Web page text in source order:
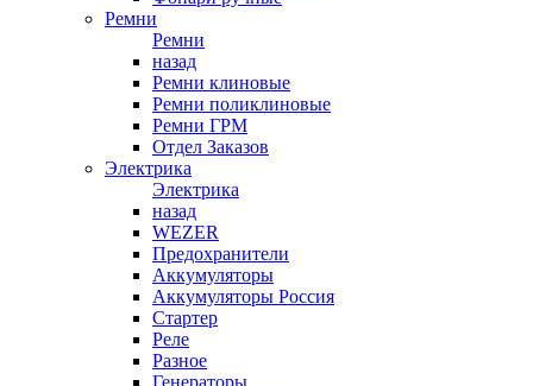
Ремни
Ремни
назад
Ремни клиновые
Ремни поликлиновые
Ремни ГРМ
Отдел Заказов
Электрика
Электрика
назад
WEZER
Предохранители
Аккумуляторы
Аккумуляторы Россия
Стартер
Реле
Разное
Генераторы